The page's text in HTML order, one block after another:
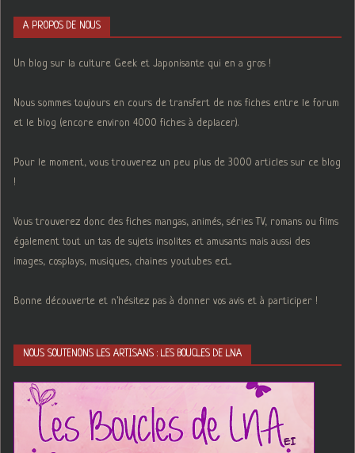
A PROPOS DE NOUS
Un blog sur la culture Geek et Japonisante qui en a gros !
Nous sommes toujours en cours de transfert de nos fiches entre le forum
et le blog (encore environ 4000 fiches à deplacer).
Pour le moment, vous trouverez un peu plus de 3000 articles sur ce blog
!
Vous trouverez donc des fiches mangas, animés, séries TV, romans ou films
également tout un tas de sujets insolites et amusants mais aussi des
images, cosplays, musiques, chaines youtubes ect...
Bonne découverte et n'hésitez pas à donner vos avis et à participer !
NOUS SOUTENONS LES ARTISANS : LES BOUCLES DE LNA